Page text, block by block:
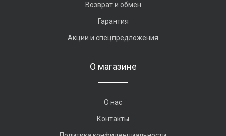
Возврат и обмен
Гарантия
Акции и спецпредложения
О магазине
О нас
Контакты